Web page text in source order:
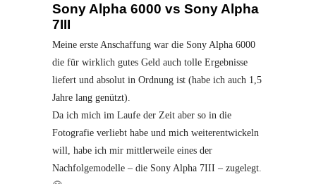
Sony Alpha 6000 vs Sony Alpha
7III
Meine erste Anschaffung war die Sony Alpha 6000
die für wirklich gutes Geld auch tolle Ergebnisse
liefert und absolut in Ordnung ist (habe ich auch 1,5
Jahre lang genützt).
Da ich mich im Laufe der Zeit aber so in die
Fotografie verliebt habe und mich weiterentwickeln
will, habe ich mir mittlerweile eines der
Nachfolgemodelle – die Sony Alpha 7III – zugelegt.